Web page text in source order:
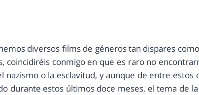
diversos films de géneros tan dispares
coincidiréis conmigo en que es raro no
nazismo o la esclavitud, y aunque de entre estos
durante estos últimos doce meses, el tema de